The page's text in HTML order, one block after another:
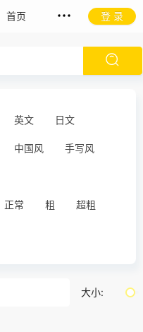
首页 登 录
英文 日文
中国风 手写风
正常 粗 超粗
大小: